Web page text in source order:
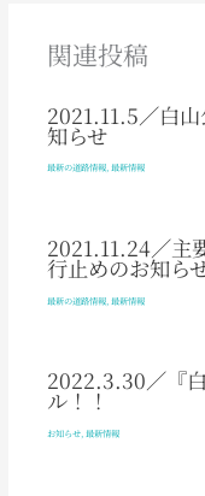
関連投稿
2021.11.5／白
知らせ
最新の道路情報, 最新情報
2021.11.24／主
行止めのお知ら
最新の道路情報, 最新情報
2022.3.30／『
ル！！
お知らせ, 最新情報